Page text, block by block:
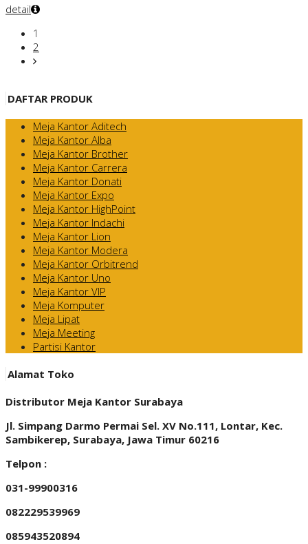
detail
1
2
DAFTAR PRODUK
Meja Kantor Aditech
Meja Kantor Alba
Meja Kantor Brother
Meja Kantor Carrera
Meja Kantor Donati
Meja Kantor Expo
Meja Kantor HighPoint
Meja Kantor Indachi
Meja Kantor Lion
Meja Kantor Modera
Meja Kantor Orbitrend
Meja Kantor Uno
Meja Kantor VIP
Meja Komputer
Meja Lipat
Meja Meeting
Partisi Kantor
Alamat Toko
Distributor Meja Kantor Surabaya
Jl. Simpang Darmo Permai Sel. XV No.111, Lontar, Kec.
Sambikerep, Surabaya, Jawa Timur 60216
Telpon :
031-99900316
082229539969
085943520894